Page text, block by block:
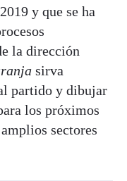
y que se ha
la dirección
sirva
partido y dibujar
los próximos
sectores